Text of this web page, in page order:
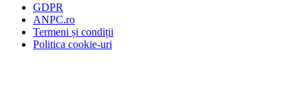
GDPR
ANPC.ro
Termeni și condiții
Politica cookie-uri